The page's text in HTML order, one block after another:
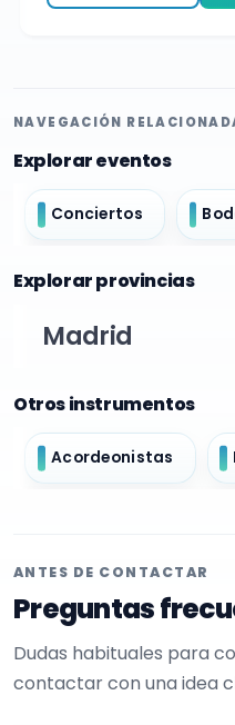
NAVEGACIÓN
Explorar eventos
Conciertos
Explorar provincias
Madrid
Otros instrumentos
Acordeonistas
ANTES DE CONTACTAR
Preguntas
Dudas habituales para
contactar con una idea